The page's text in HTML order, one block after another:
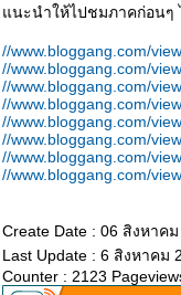
นะนำให้ไปชมภาคก่อนๆ
//www.bloggang.com/
//www.bloggang.com/
//www.bloggang.com/
//www.bloggang.com/
//www.bloggang.com/
//www.bloggang.com/
//www.bloggang.com/
//www.bloggang.com/
Create Date : 06 สิงหาค
Last Update : 6 สิงหาคม
Counter : 2123